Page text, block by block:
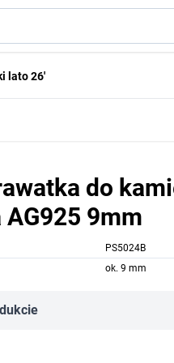
lato 26'
do
AG925 9mm
PS5024B
ok. 9 mm